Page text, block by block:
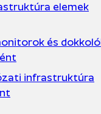
elemek
és
infrastruktúra